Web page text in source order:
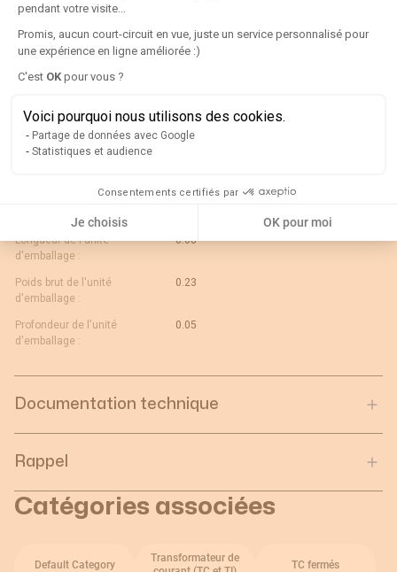
pendant votre visite...
Promis, aucun court-circuit en vue, juste un service personnalisé pour
une expérience en ligne améliorée :)
C'est OK pour vous ?
Voici pourquoi nous utilisons des cookies.
Partage de données avec Google
Statistiques et audience
Consentements certifiés par
Je choisis OK pour moi
Ouverture :
Code douane : 85043180
Unité de contenu : PC
Conformité aux normes : IEC
Largeur de l'unité
0.05
Longueur de l'unité
d'emballage :
0.08
Poids brut de l'unité
d'emballage :
0.23
Profondeur de l'unité
d'emballage :
0.05
Documentation technique
Rappel
Catégories associées
Default Category
Transformateur de
TC fermés